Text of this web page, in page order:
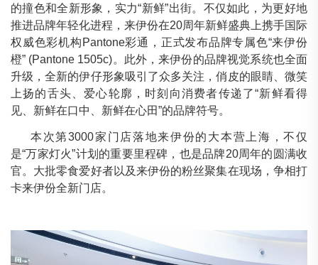
的撞色和全新形象，实力“新鲜”出街。不仅如此，为更好地
推进品牌年轻化进程，来伊份在20周年新鲜盛典上携手国际
权威色彩机构Pantone彩通，正式发布品牌专属色“来伊份
橙” (Pantone 1505c)。此外，来伊份的品牌视觉系统也全面
升级，全新的伊仔形象吸引了众多关注，俏皮的眼睛、微笑
上扬的舌头、爱心轮廓，时刻向消费者传递了“新鲜看得
见、新鲜在口中、新鲜在心田”的品牌符号。
本次第3000家门店落地来伊份的大本营上海，不仅
是“万家灯火”计划的重要里程碑，也是品牌20周年的圆满收
官。大批零食爱好者以及来伊份的粉丝聚集在现场，争相打
卡来伊份全新门店。